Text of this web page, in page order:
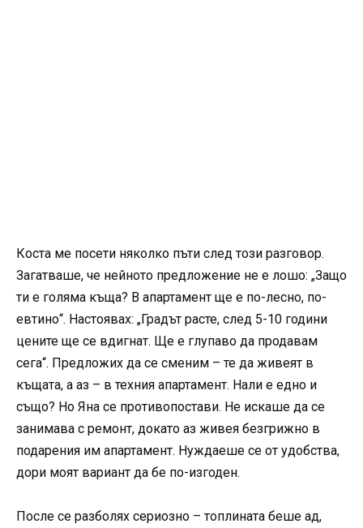
Коста ме посети няколко пъти след този разговор.
Загатваше, че нейното предложение не е лошо: „Защо
ти е голяма къща? В апартамент ще е по-лесно, по-
евтино“. Настоявах: „Градът расте, след 5-10 години
цените ще се вдигнат. Ще е глупаво да продавам
сега“. Предложих да се сменим – те да живеят в
къщата, а аз – в техния апартамент. Нали е едно и
също? Но Яна се противопостави. Не искаше да се
занимава с ремонт, докато аз живея безгрижно в
подарения им апартамент. Нуждаеше се от удобства,
дори моят вариант да бе по-изгоден.
После се разболях сериозно – топлината беше ад,